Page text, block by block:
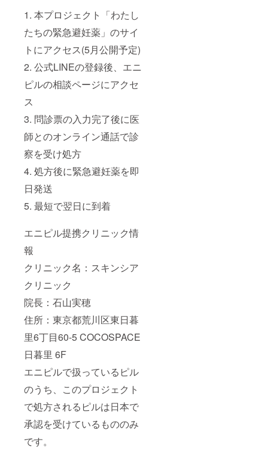
1. 本プロジェクト「わたし
たちの緊急避妊薬」のサイ
トにアクセス(5月公開予定)
2. 公式LINEの登録後、エニ
ピルの相談ページにアクセ
ス
3. 問診票の入力完了後に医
師とのオンライン通話で診
察を受け処方
4. 処方後に緊急避妊薬を即
日発送
5. 最短で翌日に到着
エニピル提携クリニック情
報
クリニック名：スキンシア
クリニック
院長：石山実穂
住所：東京都荒川区東日暮
里6丁目60-5 COCOSPACE
日暮里 6F
エニピルで扱っているピル
のうち、このプロジェクト
で処方されるピルは日本で
承認を受けているもののみ
です。